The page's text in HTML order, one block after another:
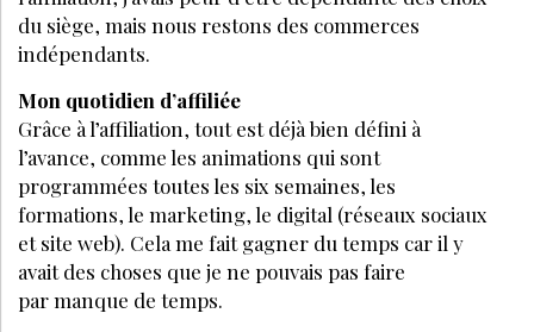
du siège, mais nous restons des commerces
indépendants.
Mon quotidien d’affiliée
Grâce à l’affiliation, tout est déjà bien défini à
l’avance, comme les animations qui sont
programmées toutes les six semaines, les
formations, le marketing, le digital (réseaux sociaux
et site web). Cela me fait gagner du temps car il y
avait des choses que je ne pouvais pas faire
par manque de temps.